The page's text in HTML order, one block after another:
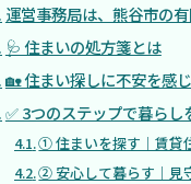
運営事務局は、熊谷市の
🩺 住まいの処方箋とは
🏡 住まい探しに不安を感
✅ 3つのステップで暮らし
① 住まいを探す｜賃貸
② 安心して暮らす｜見